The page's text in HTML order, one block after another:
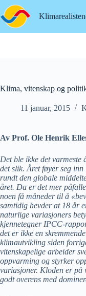
Hopp
til
innholdet
Klima, vitenskap og
11 januar, 2015
Av Prof. Ole Henrik
Det ble ikke det
det slik. Året føyer seg
rundt den globale
året. Da er det mer
noen få måneder til å
samtidig hevder at 18 år
naturlige variasjoners
kjennetegner IPCC-
det er ikke en skremmende
klimautvikling siden
vitenskapelige arbeider
oppvarming og styrker
variasjoner. Kloden er på
godt overens med